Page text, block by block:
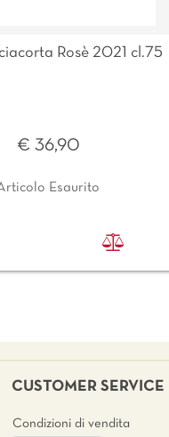
Rosè 2021 cl.75
€ 36,90
Esaurito
CUSTOMER SERVICE
Condizioni di vendita